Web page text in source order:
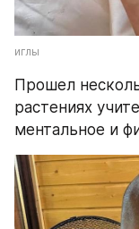
иглы
Прошел
растениях
ментальное и